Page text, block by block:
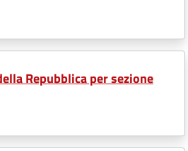
Repubblica per sezione